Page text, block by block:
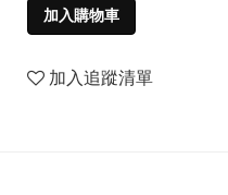
加入購物車
加入追蹤清單